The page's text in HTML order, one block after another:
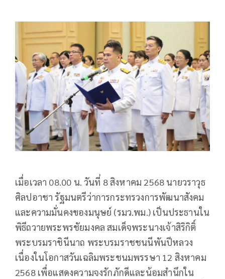
เมื่อเวลา 08.00 น. วันที่ 8 สิงหาคม 2568 นายวราวุธ
ศิลปอาชา รัฐมนตรีว่าการกระทรวงการพัฒนาสังคม
และความมั่นคงของมนุษย์ (รมว.พม.) เป็นประธานใน
พิธีถวายพระพรชัยมงคล สมเด็จพระนางเจ้าสิริกิติ์
พระบรมราชินีนาถ พระบรมราชชนนีพันปีหลวง
เนื่องในโอกาสวันเฉลิมพระชนมพรรษา 12 สิงหาคม
2568 เพื่อแสดงความจงรักภักดีและน้อมสํานึกใน